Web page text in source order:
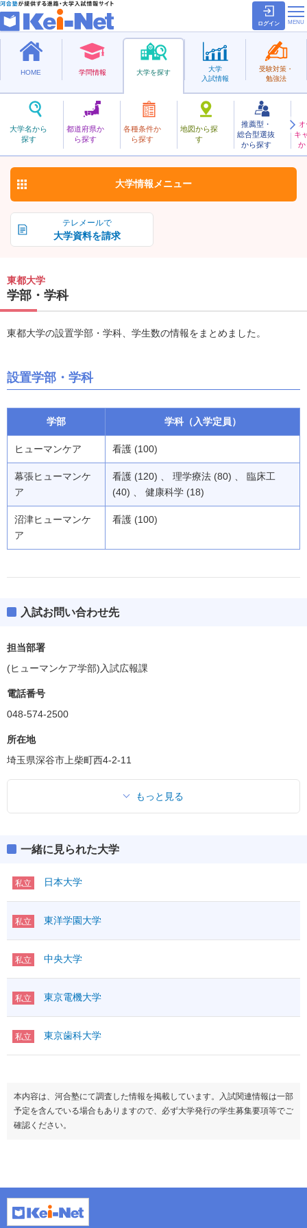
ログイン
HOME 学問情報 大学を探す
大学名から
探す
都道府県か
ら探す
各種条件か
ら探す
地図から探
す
推薦型・
総合型選抜
から探す
キ
か
大学
入試情報
受験対策・
勉強法
私立
とうと
東都大学 お気に入り
テレメールで
大学資料を請求
大学情報 メニュー
東都大学
学部・学科
東都大学の設置学部・学科、学生数の情報をまとめました。
設置学部・学科
学部 学科（入学定員）
ヒューマンケア 看護 (100)
幕張ヒューマンケ
ア
看護 (120) 、 理学療法 (80) 、 臨床工
(40) 、 健康科学 (18)
沼津ヒューマンケ
ア
看護 (100)
入試お問い合わせ先
担当部署
(ヒューマンケア学部)入試広報課
電話番号
048-574-2500
所在地
埼玉県深谷市上柴町西4-2-11
もっと見る
一緒に見られた大学
私立 日本大学
私立 東洋学園大学
私立 中央大学
私立 東京電機大学
私立 東京歯科大学
本内容は、河合塾にて調査した情報を掲載しています。入試関連情報は一部
予定を含んでいる場合もありますので、必ず大学発行の学生募集要項等でご
確認ください。